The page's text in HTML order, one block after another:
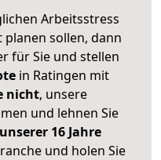
Arbeitsstress
planen sollen, dann
für Sie und stellen
in Ratingen mit
nicht, unsere
und lehnen Sie
16 Jahre
und holen Sie